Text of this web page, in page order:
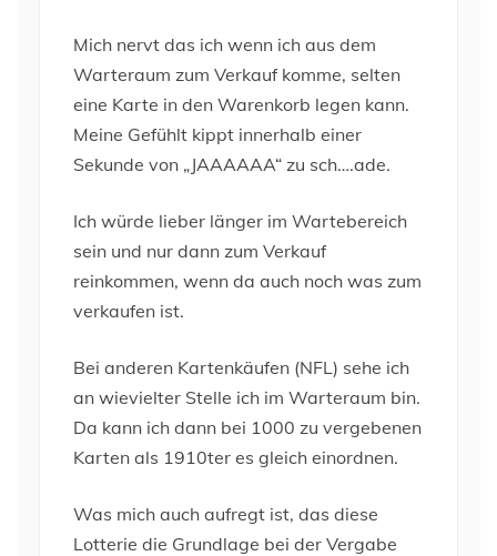
Mich nervt das ich wenn ich aus dem
Warteraum zum Verkauf komme, selten
eine Karte in den Warenkorb legen kann.
Meine Gefühlt kippt innerhalb einer
Sekunde von „JAAAAAA“ zu sch….ade.
Ich würde lieber länger im Wartebereich
sein und nur dann zum Verkauf
reinkommen, wenn da auch noch was zum
verkaufen ist.
Bei anderen Kartenkäufen (NFL) sehe ich
an wievielter Stelle ich im Warteraum bin.
Da kann ich dann bei 1000 zu vergebenen
Karten als 1910ter es gleich einordnen.
Was mich auch aufregt ist, das diese
Lotterie die Grundlage bei der Vergabe